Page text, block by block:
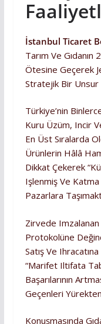
İstanbul Ticaret
Tarım Ve
Ötesine Geçerek
Stratejik Bir Unsur
Türkiye’nin
Kuru Üzüm, Incir
En Üst Sıralarda
Ürünlerin Hâlâ
Dikkat Çekerek
Işlenmiş Ve
Pazarlara
Zirvede Imzalanan
Protokolüne
Satış Ve
“Marifet Iltifata
Başarılarının
Geçenleri
Konuşmasında